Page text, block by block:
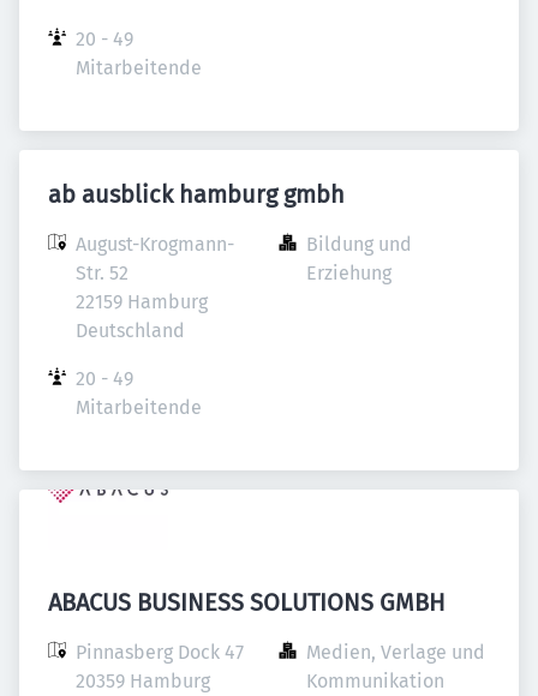
20 - 49
Mitarbeitende
ab ausblick hamburg gmbh
August-Krogmann-
Str. 52
22159 Hamburg
Deutschland
Bildung und
Erziehung
20 - 49
Mitarbeitende
ABACUS BUSINESS SOLUTIONS GMBH
Pinnasberg Dock 47
20359 Hamburg
Medien, Verlage und
Kommunikation